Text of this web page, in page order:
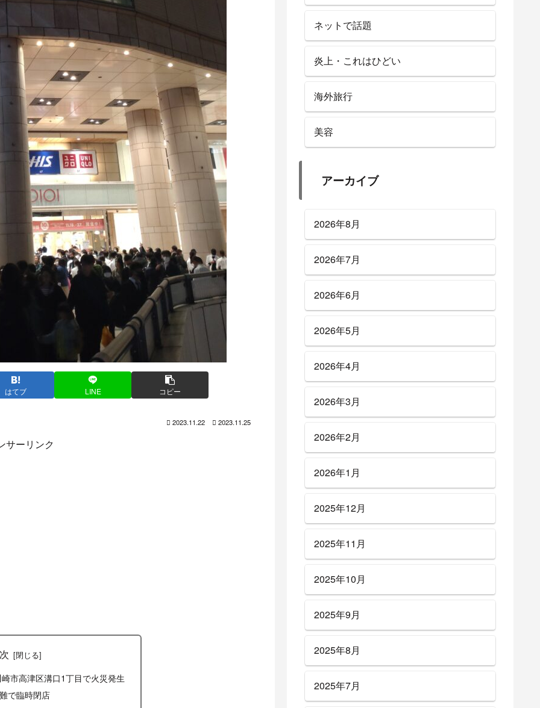
はてブ LINE コピー
2023.11.22 2023.11.25
サーリンク
市高津区溝口1丁目で火災発生
で臨時閉店
ネットで話題
炎上・これはひどい
海外旅行
美容
アーカイブ
2026年8月
2026年7月
2026年6月
2026年5月
2026年4月
2026年3月
2026年2月
2026年1月
2025年12月
2025年11月
2025年10月
2025年9月
2025年8月
2025年7月